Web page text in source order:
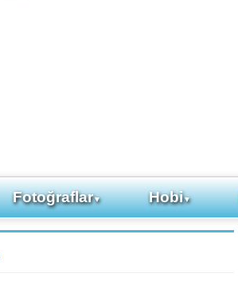
Fotoğraflar▼ Hobi▼